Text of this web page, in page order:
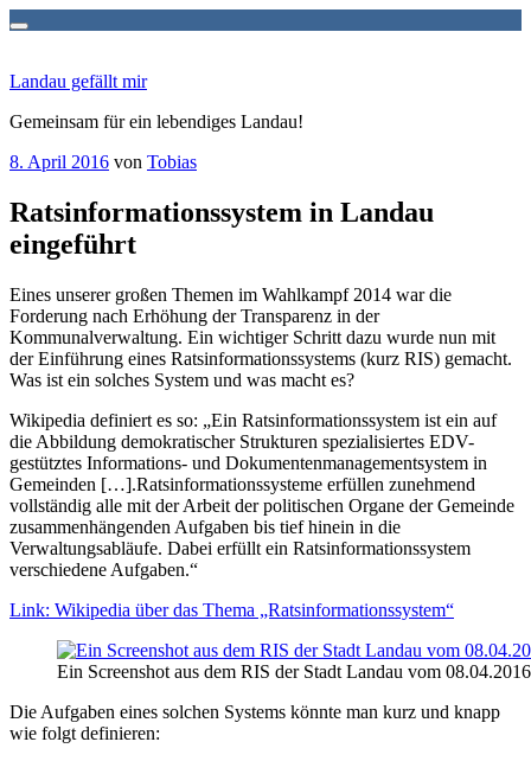
springen
Landau gefällt mir
Gemeinsam für ein lebendiges Landau!
Veröffentlicht
8. April 2016 von Tobias
Ratsinformationssystem in Landau
eingeführt
Eines unserer großen Themen im Wahlkampf 2014 war die
Forderung nach Erhöhung der Transparenz in der
Kommunalverwaltung. Ein wichtiger Schritt dazu wurde nun mit
der Einführung eines Ratsinformationssystems (kurz RIS) gemacht.
Was ist ein solches System und was macht es?
Wikipedia definiert es so: „Ein Ratsinformationssystem ist ein auf
die Abbildung demokratischer Strukturen spezialisiertes EDV-
gestütztes Informations- und Dokumentenmanagementsystem in
Gemeinden […].Ratsinformationssysteme erfüllen zunehmend
vollständig alle mit der Arbeit der politischen Organe der Gemeinde
zusammenhängenden Aufgaben bis tief hinein in die
Verwaltungsabläufe. Dabei erfüllt ein Ratsinformationssystem
verschiedene Aufgaben.“
Link: Wikipedia über das Thema „Ratsinformationssystem“
Ein Screenshot aus dem RIS der Stadt Landau vom 08.04.2016
Die Aufgaben eines solchen Systems könnte man kurz und knapp
wie folgt definieren: